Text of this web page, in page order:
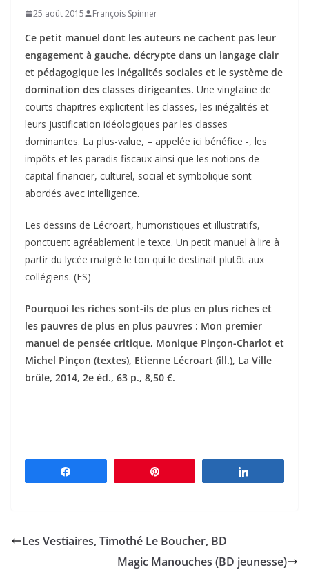
25 août 2015 François Spinner
Ce petit manuel dont les auteurs ne cachent pas leur
engagement à gauche, décrypte dans un langage clair
et pédagogique les inégalités sociales et le système de
domination des classes dirigeantes. Une vingtaine de
courts chapitres explicitent les classes, les inégalités et
leurs justification idéologiques par les classes
dominantes. La plus-value, – appelée ici bénéfice -, les
impôts et les paradis fiscaux ainsi que les notions de
capital financier, culturel, social et symbolique sont
abordés avec intelligence.
Les dessins de Lécroart, humoristiques et illustratifs,
ponctuent agréablement le texte. Un petit manuel à lire à
partir du lycée malgré le ton qui le destinait plutôt aux
collégiens. (FS)
Pourquoi les riches sont-ils de plus en plus riches et
les pauvres de plus en plus pauvres : Mon premier
manuel de pensée critique, Monique Pinçon-Charlot et
Michel Pinçon (textes), Etienne Lécroart (ill.), La Ville
brûle, 2014, 2e éd., 63 p., 8,50 €.
Les Vestiaires, Timothé Le Boucher, BD
Magic Manouches (BD jeunesse)